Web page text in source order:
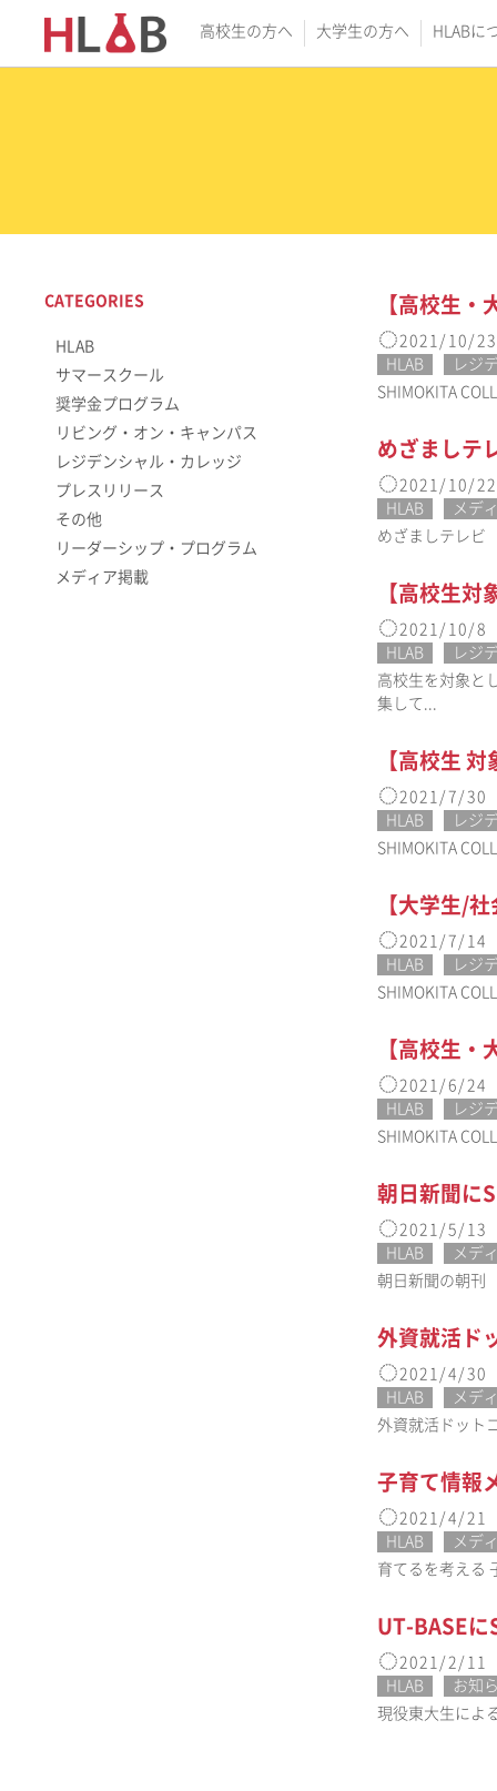
高校生の方へ 大学生の方へ HLABに
【高校生・
2021/10/23
HLAB
レジ
SHIMOKITA
めざましテ
2021/10/22
HLAB
メデ
めざましテレビ
【高校生
2021/10/8
HLAB
レジ
高校生を対象と
集して...
【高校生
2021/7/30
HLAB
レジ
SHIMOKITA
【大学生/
2021/7/14
HLAB
レジ
SHIMOKITA
【高校生・
2021/6/24
HLAB
レジ
SHIMOKITA
朝日新聞に
2021/5/13
HLAB
メデ
朝日新聞の朝刊
外資就活ド
2021/4/30
HLAB
メデ
外資就活ドット
子育て情報
2021/4/21
HLAB
メデ
育てるを考える
UT-BASEに
2021/2/11
HLAB
お知
現役東大生によ
CATEGORIES
HLAB
サマースクール
奨学金プログラム
リビング・オン・キャンパス
レジデンシャル・カレッジ
プレスリリース
その他
リーダーシップ・プログラム
メディア掲載